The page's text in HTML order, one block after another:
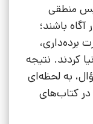
پس منطقی
باشند؛
برده‌داری،
کردند. نتیجه
به لحظه‌ای
در کتاب‌های